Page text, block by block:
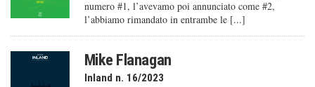
numero #1, l’avevamo poi annunciato come #2,
l’abbiamo rimandato in entrambe le [...]
Mike Flanagan
Inland n. 16/2023